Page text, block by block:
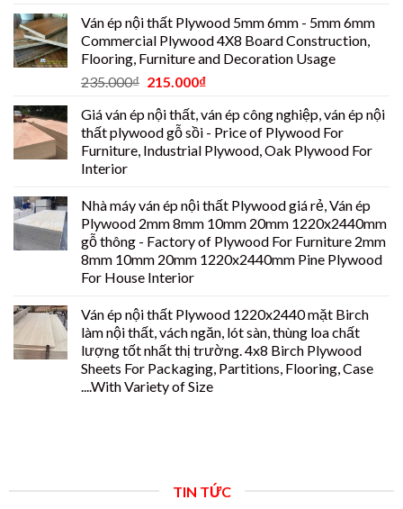
Ván ép nội thất Plywood 5mm 6mm - 5mm 6mm
Commercial Plywood 4X8 Board Construction,
Flooring, Furniture and Decoration Usage
235.000₫ 215.000₫
Giá ván ép nội thất, ván ép công nghiệp, ván ép nội
thất plywood gỗ sồi - Price of Plywood For
Furniture, Industrial Plywood, Oak Plywood For
Interior
Nhà máy ván ép nội thất Plywood giá rẻ, Ván ép
Plywood 2mm 8mm 10mm 20mm 1220x2440mm
gỗ thông - Factory of Plywood For Furniture 2mm
8mm 10mm 20mm 1220x2440mm Pine Plywood
For House Interior
Ván ép nội thất Plywood 1220x2440 mặt Birch
làm nội thất, vách ngăn, lót sàn, thùng loa chất
lượng tốt nhất thị trường. 4x8 Birch Plywood
Sheets For Packaging, Partitions, Flooring, Case
....With Variety of Size
TIN TỨC